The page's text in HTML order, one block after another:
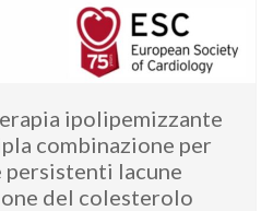
ipolipemizzante
combinazione per
persistenti lacune
del colesterolo